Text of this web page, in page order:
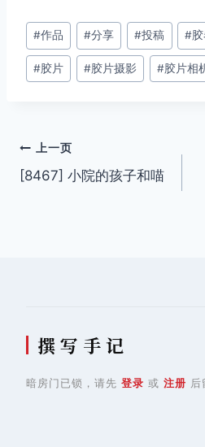
文
章
标
#作品 #分享 #投稿 #
#胶片 #胶片摄影 #胶片相
文
章
上一页
[8467] 小院的孩子和喵
撰 写 手 记
暗房门已锁，请先 登录 或 注册 后